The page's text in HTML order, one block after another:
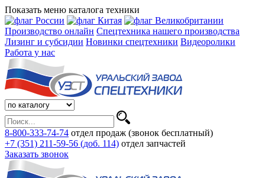
Показать меню каталога техники
Производство онлайн Спецтехника нашего производства
Лизинг и субсидии Новинки спецтехники Видеоролики
Работа у нас
8-800-333-74-74 отдел продаж (звонок бесплатный)
+7 (351) 211-59-56 (доб. 114) отдел запчастей
Заказать звонок